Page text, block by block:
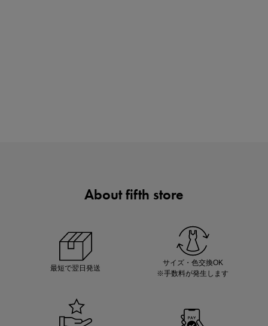
About fifth store
最短で翌日発送
サイズ・色交換OK
※手数料が発生します